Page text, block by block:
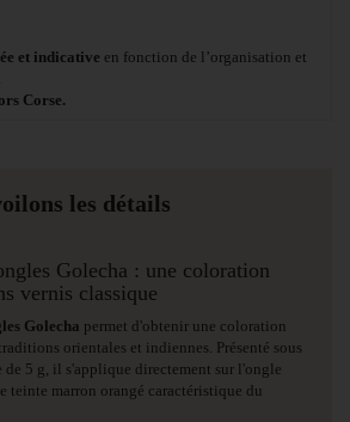
et indicative en fonction de l’organisation et
Corse.
les détails
Golecha : une coloration
vernis classique
Golecha permet d'obtenir une coloration
orientales et indiennes. Présenté sous
de 5 g, il s'applique directement sur l'ongle
teinte marron orangé caractéristique du